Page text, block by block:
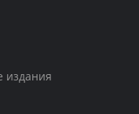
издания